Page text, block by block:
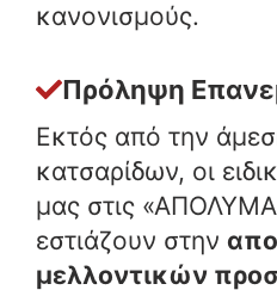
κανονισμούς.
Πρόληψη
Εκτός από την
κατσαρίδων, οι
μας στις
εστιάζουν στην
μελλοντικών